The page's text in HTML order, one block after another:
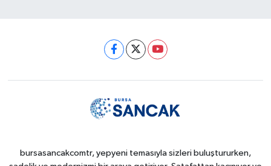
bursasancakcomtr, yepyeni temasıyla sizleri buluştururken,